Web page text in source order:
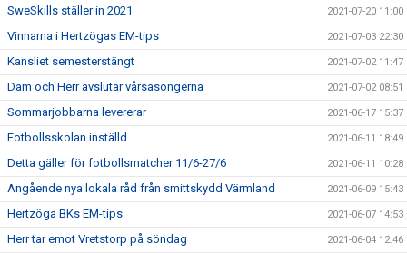
SweSkills ställer in 2021 2021-07-20 11:00
Vinnarna i Hertzögas EM-tips 2021-07-03 22:30
Kansliet semesterstängt 2021-07-02 11:47
Dam och Herr avslutar vårsäsongerna 2021-07-02 08:51
Sommarjobbarna levererar 2021-06-17 15:37
Fotbollsskolan inställd 2021-06-11 18:49
Detta gäller för fotbollsmatcher 11/6-27/6 2021-06-11 10:28
Angående nya lokala råd från smittskydd Värmland 2021-06-09 15:43
Hertzöga BKs EM-tips 2021-06-07 14:53
Herr tar emot Vretstorp på söndag 2021-06-04 12:46